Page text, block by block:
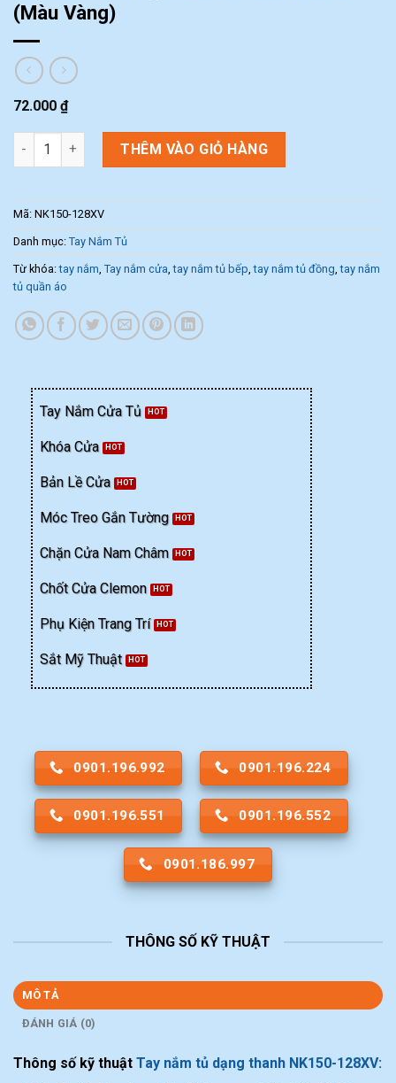
(Màu Vàng)
72.000 ₫
Tay nắm tủ dạng thanh NK150-128XV (Màu Vàng) số lượng
THÊM VÀO GIỎ HÀNG
Mã: NK150-128XV
Danh mục: Tay Nắm Tủ
Từ khóa:tay nắm Tay nắm cửa ,tay nắm tủ bếp ,tay nắm tủ đồng ,tay nắm
tủ quần áo
Tay Nắm Cửa Tủ
Khóa Cửa
Bản Lề Cửa
Móc Treo Gắn Tường
Chặn Cửa Nam Châm
Chốt Cửa Clemon
Phụ Kiện Trang Trí
Sắt Mỹ Thuật
0901.196.992 0901.196.224
0901.196.551 0901.196.552
0901.186.997
THÔNG SỐ KỸ THUẬT
MÔ TẢ
ĐÁNH GIÁ (0)
Thông số kỹ thuật Tay nắm tủ dạng thanh NK150-128XV: